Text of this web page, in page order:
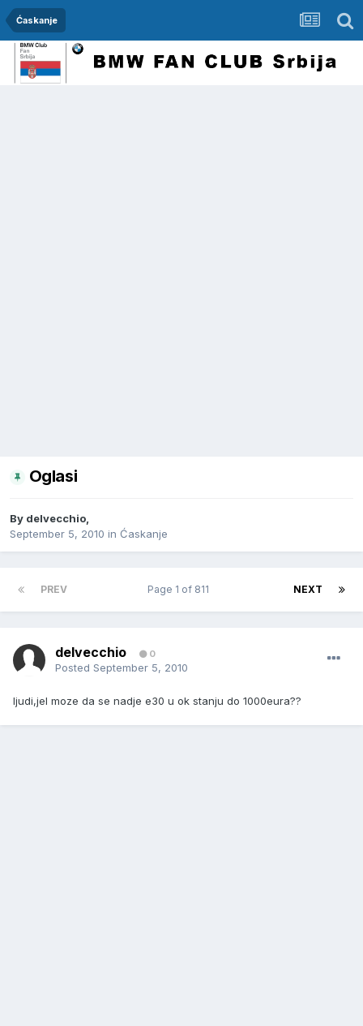
Ćaskanje
Oglasi
By delvecchio,
September 5, 2010 in Ćaskanje
PREV NEXT
Page 1 of 811
delvecchio 0
Posted September 5, 2010
ljudi,jel moze da se nadje e30 u ok stanju do 1000eura??